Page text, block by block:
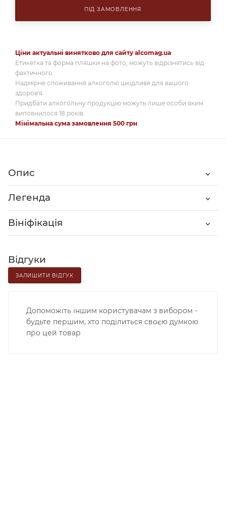
ПІД ЗАМОВЛЕННЯ
Ціни актуальні винятково для сайту alcomag.ua
Етикетка та форма пляшки на фото, можуть відрізнятись від
фактичного.
Надмірне споживання алкоголю шкідливе для вашого
здоров'я.
Придбати алкогольну продукцію можуть лише особи яким
виповнилося 18 років.
Мінімальна сума замовлення 500 грн
Опис
Легенда
Вініфікація
Відгуки
ЗАЛИШИТИ ВІДГУК
Допоможіть іншим користувачам з вибором -
будьте першим, хто поділиться своєю думкою
про цей товар